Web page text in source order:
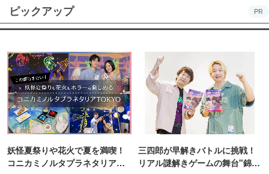
ピックアップ PR
妖怪夏祭りや花火で夏を満喫！
コニカミノルタプラネタリア
三四郎が早解きバトルに挑戦！
リアル謎解きゲームの舞台"錦糸